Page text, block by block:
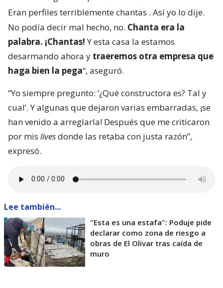
Eran perfiles terriblemente chantas . Así yo lo dije.
No podía decir mal hecho, no. Chanta era la
palabra. ¡Chantas!Y esta casa la estamos
desarmando ahora y traeremos otra empresa que
haga bien la pega“, aseguró.
“Yo siempre pregunto: ‘¿Qué constructora es? Tal y
cual’. Y algunas que dejaron varias embarradas, ¡se
han venido a arreglarla! Después que me criticaron
por mis livesdonde las retaba con justa razón”,
expresó.
Lee también...
"Esta es una estafa": Poduje pide
declarar como zona de riesgo a
obras de El Olivar tras caída de
muro